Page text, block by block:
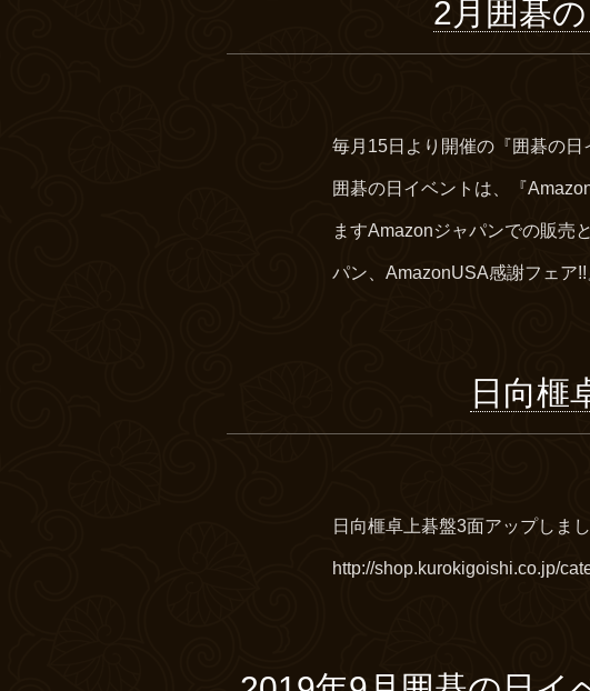
2月囲碁
毎月15日より開催の『囲碁の
囲碁の日イベントは、『
ますAmazonジャパンでの販売
パン、AmazonUSA感謝フェア
日向榧
日向榧卓上碁盤3面アップしま
http://shop.kurokigoishi.co.jp/